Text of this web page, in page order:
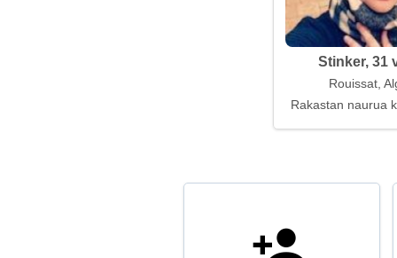
Stinker, 31
Rouissat,
Rakastan naurua